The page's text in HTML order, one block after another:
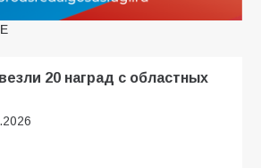
20 наград с областных